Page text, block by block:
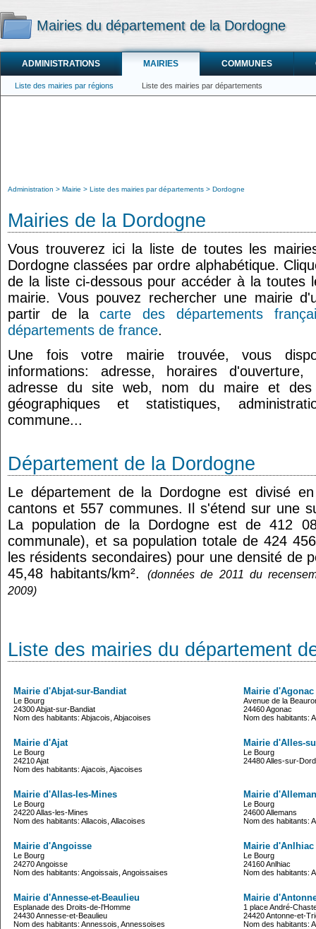
Mairies du département de la Dordogne
ADMINISTRATIONS MAIRIES COMMUNES
Liste des mairies par régions Liste des mairies par départements
Administration Mairie Liste des mairies par départements Dordogne
Mairies de la Dordogne
Vous trouverez ici la liste de toutes les
Dordogne classées par ordre alphabétique.
de la liste ci-dessous pour accéder à la toutes
mairie. Vous pouvez rechercher une mairie
partir de lacarte des départements
départements de france.
Une fois votre mairie trouvée, vous
informations: adresse, horaires
adresse du site web, nom du maire et des
géographiques et statistiques,
commune...
Département de la Dordogne
Le département de la Dordogne est divisé
cantons et 557 communes. Il s'étend sur une
La population de la Dordogne est de 412
communale), et sa population totale de 424
les résidents secondaires) pour une densité de
45,48 habitants/km².
(données de 2011 du
2009)
Liste des mairies du département
Mairie d'Abjat-sur-Bandiat
Le Bourg
24300 Abjat-sur-Bandiat
Nom des habitants: Abjacois, Abjacoises
Mairie d'Agonac
Avenue de la
24460 Agonac
Nom des habitants:
Mairie d'Ajat
Le Bourg
24210 Ajat
Nom des habitants: Ajacois, Ajacoises
Mairie d'Alles-
Le Bourg
24480 Alles-sur-
Mairie d'Allas-les-Mines
Le Bourg
24220 Allas-les-Mines
Nom des habitants: Allacois, Allacoises
Mairie
Le Bourg
24600 Allemans
Nom des habitants:
Mairie d'Angoisse
Le Bourg
24270 Angoisse
Nom des habitants: Angoissais, Angoissaises
Mairie d'Anlhiac
Le Bourg
24160 Anlhiac
Nom des habitants:
Mairie d'Annesse-et-Beaulieu
Esplanade des Droits-de-l'Homme
24430 Annesse-et-Beaulieu
Nom des habitants: Annessois, Annessoises
Mairie
1 place André-
24420 Antonne-et-
Nom des habitants: